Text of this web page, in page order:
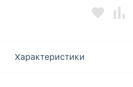
Характеристики